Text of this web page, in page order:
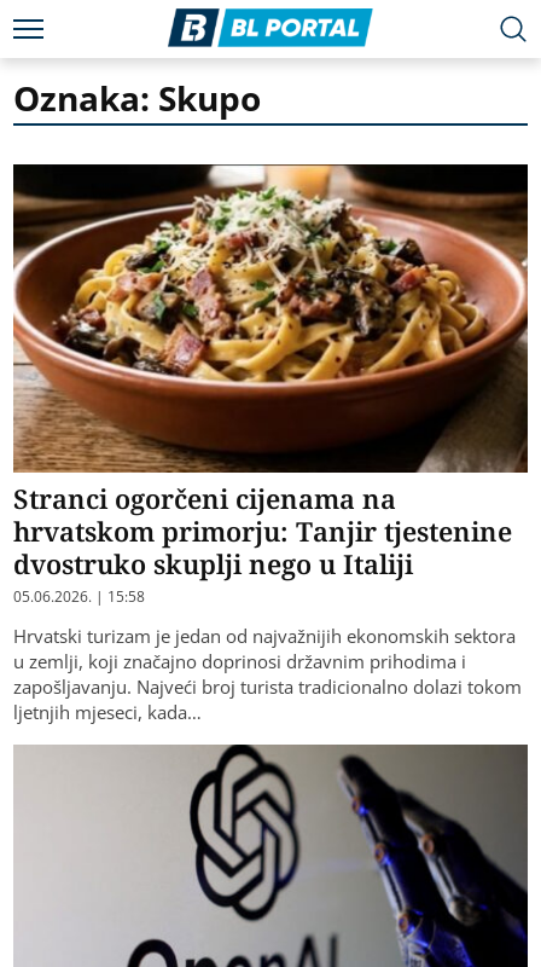
Oznaka: Skupo
Stranci ogorčeni cijenama na
hrvatskom primorju: Tanjir tjestenine
dvostruko skuplji nego u Italiji
05.06.2026. | 15:58
Hrvatski turizam je jedan od najvažnijih ekonomskih sektora
u zemlji, koji značajno doprinosi državnim prihodima i
zapošljavanju. Najveći broj turista tradicionalno dolazi tokom
ljetnjih mjeseci, kada…